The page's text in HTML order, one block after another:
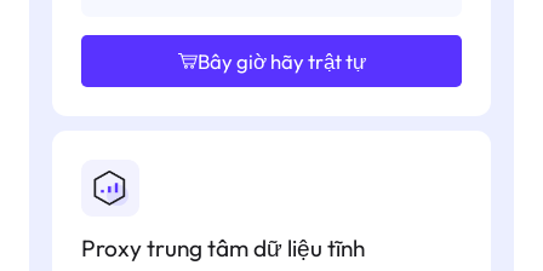
Bây giờ hãy trật tự
Proxy trung tâm dữ liệu tĩnh